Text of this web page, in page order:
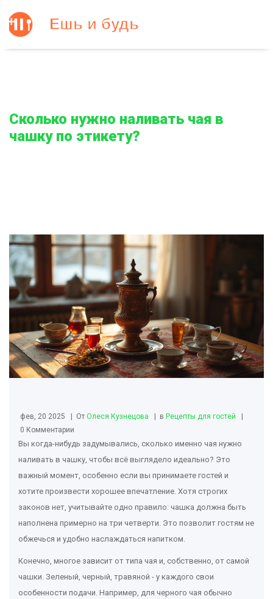
Сколько нужно наливать чая в
чашку по этикету?
фев, 20 2025 От Олеся Кузнецова в Рецепты для гостей
0 Комментарии
Вы когда-нибудь задумывались, сколько именно чая нужно
наливать в чашку, чтобы всё выглядело идеально? Это
важный момент, особенно если вы принимаете гостей и
хотите произвести хорошее впечатление. Хотя строгих
законов нет, учитывайте одно правило: чашка должна быть
наполнена примерно на три четверти. Это позволит гостям не
обжечься и удобно наслаждаться напитком.
Конечно, многое зависит от типа чая и, собственно, от самой
чашки. Зеленый, черный, травяной - у каждого свои
особенности подачи. Например, для черного чая обычно